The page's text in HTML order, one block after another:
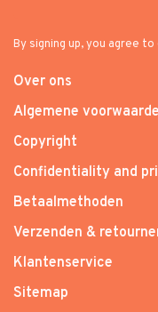
By signing up, you agree to
Over ons
Algemene
Copyright
Confidentiality and
Betaalmethoden
Verzenden &
Klantenservice
Sitemap